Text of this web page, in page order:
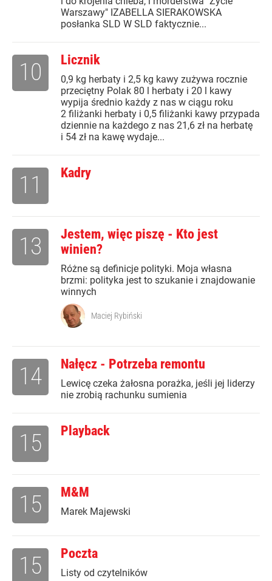
Warszawy" IZABELLA SIERAKOWSKA
posłanka SLD W SLD faktycznie...
Licznik
0,9 kg herbaty i 2,5 kg kawy zużywa rocznie
przeciętny Polak 80 l herbaty i 20 l kawy
wypija średnio każdy z nas w ciągu roku
2 filiżanki herbaty i 0,5 filiżanki kawy przypada
dziennie na każdego z nas 21,6 zł na herbatę
i 54 zł na kawę wydaje...
10
Kadry
11
Jestem, więc piszę - Kto jest
winien?
Różne są definicje polityki. Moja własna
brzmi: polityka jest to szukanie i znajdowanie
winnych
13
Maciej Rybiński
Nałęcz - Potrzeba remontu
Lewicę czeka żałosna porażka, jeśli jej liderzy
nie zrobią rachunku sumienia
14
Playback
15
M&M
Marek Majewski
15
Poczta
Listy od czytelników
15